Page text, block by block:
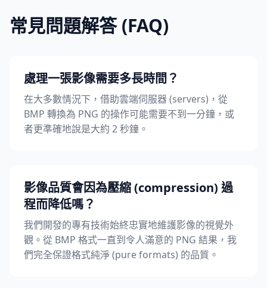
常見問題解答 (FAQ)
處理一張影像需要多長時間？
在大多數情況下，借助雲端伺服器 (servers)，從
BMP 轉換為 PNG 的操作可能需要不到一分鐘，或
者更準確地說是大約 2 秒鐘。
影像品質會因為壓縮 (compression) 過
程而降低嗎？
我們開發的專有技術始終忠實地維護影像的視覺外
觀。從 BMP 格式一直到令人滿意的 PNG 結果，我
們完全保證格式純淨 (pure formats) 的品質。